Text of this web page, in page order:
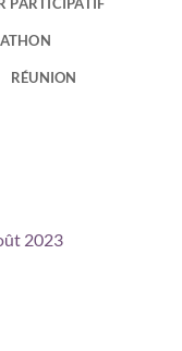
RÉUNION
2023